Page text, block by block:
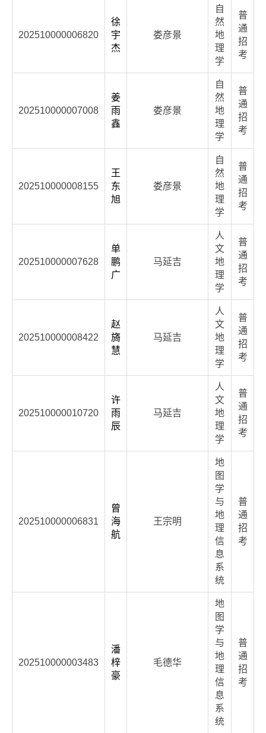
202510000006820
徐
宇
杰
娄彦景
自
然
地
理
学
普
通
招
考
202510000007008
姜
雨
鑫
娄彦景
自
然
地
理
学
普
通
招
考
202510000008155
王
东
旭
娄彦景
自
然
地
理
学
普
通
招
考
202510000007628
单
鹏
广
马延吉
人
文
地
理
学
普
通
招
考
202510000008422
赵
旖
慧
马延吉
人
文
地
理
学
普
通
招
考
202510000010720
许
雨
辰
马延吉
人
文
地
理
学
普
通
招
考
202510000006831
曾
海
航
王宗明
地
图
学
与
地
理
信
息
系
统
普
通
招
考
202510000003483
潘
梓
豪
毛德华
地
图
学
与
地
理
信
息
系
统
普
通
招
考